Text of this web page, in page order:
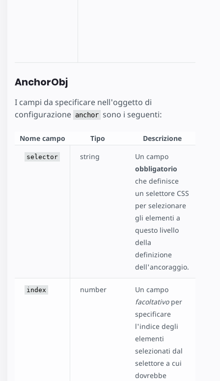
AnchorObj
I campi da specificare nell'oggetto di
configurazione anchor sono i seguenti:
Nome campo Tipo Descrizione
selector string
Un campo
obbligatorio
che definisce
un selettore CSS
per selezionare
gli elementi a
questo livello
della
definizione
dell'ancoraggio.
index number
Un campo
facoltativoper
specificare
l'indice degli
elementi
selezionati dal
selettore a cui
dovrebbe